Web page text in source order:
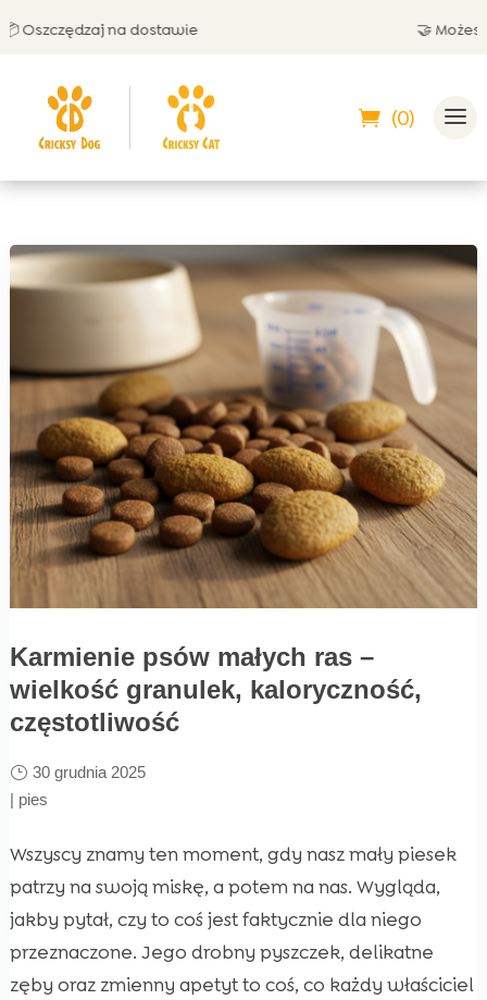
na dostawie 🤝 Możesz
(0)
Karmienie psów małych ras –
wielkość granulek, kaloryczność,
częstotliwość
30 grudnia 2025
| pies
Wszyscy znamy ten moment, gdy nasz mały piesek
patrzy na swoją miskę, a potem na nas. Wygląda,
jakby pytał, czy to coś jest faktycznie dla niego
przeznaczone. Jego drobny pyszczek, delikatne
zęby oraz zmienny apetyt to coś, co każdy właściciel